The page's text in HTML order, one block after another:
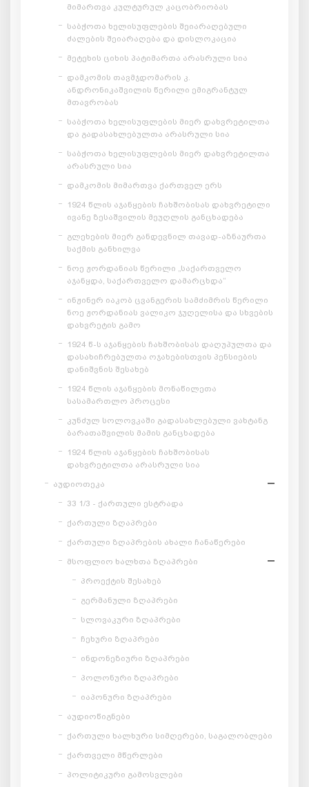
მიმართვა კულტურულ კაცობრიობას
საბჭოთა ხელისუფლების შეიარაღებული
ძალების შეიარაღება და დისლოკაცია
მეტეხის ციხის პატიმართა არასრული სია
დამკომის თავმჯდომარის კ.
ანდრონიკაშვილის წერილი ემიგრანტულ
მთავრობას
საბჭოთა ხელისუფლების მიერ დახვრეტილთა
და გადასახლებულთა არასრული სია
საბჭოთა ხელისუფლების მიერ დახვრეტილთა
არასრული სია
დამკომის მიმართვა ქართველ ერს
1924 წლის აჯანყების ჩახშობისას დახვრეტილი
ივანე ზესაშვილის მეუღლის განცხადება
გლეხების მიერ განდევნილ თავად-აზნაურთა
საქმის განხილვა
ნოე ჟორდანიას წერილი „საქართველო
აჯანყდა, საქართველო დამარცხდა“
ინჟინერ იაკობ ცვანგერის სამძიმრის წერილი
ნოე ჟორდანიას ვალიკო ჯუღელისა და სხვების
დახვრეტის გამო
1924 წ-ს აჯანყების ჩახშობისას დაღუპულთა და
დასახიჩრებულთა ოჯახებისთვის პენსიების
დანიშვნის შესახებ
1924 წლის აჯანყების მონაწილეთა
სასამართლო პროცესი
კუნძულ სოლოვკაში გადასახლებული ვახტანგ
ბარათაშვილის მამის განცხადება
1924 წლის აჯანყების ჩახშობისას
დახვრეტილთა არასრული სია
აუდიოთეკა
33 1/3 - ქართული ესტრადა
ქართული ზღაპრები
ქართული ზღაპრების ახალი ჩანაწერები
მსოფლიო ხალხთა ზღაპრები
პროექტის შესახებ
გერმანული ზღაპრები
სლოვაკური ზღაპრები
ჩეხური ზღაპრები
ინდონეზიური ზღაპრები
პოლონური ზღაპრები
იაპონური ზღაპრები
აუდიოწიგნები
ქართული ხალხური სიმღერები, საგალობლები
ქართველი მწერლები
პოლიტიკური გამოსვლები